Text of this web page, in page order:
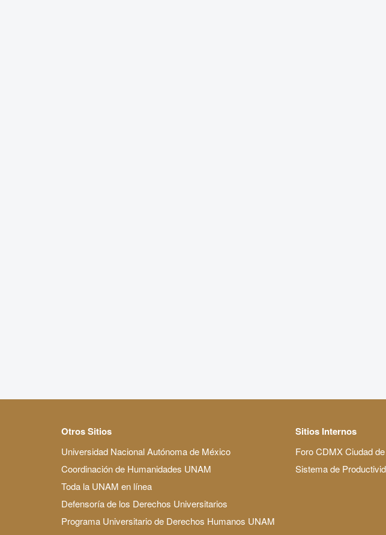
Otros Sitios
Universidad Nacional Autónoma de México
Coordinación de Humanidades UNAM
Toda la UNAM en línea
Defensoría de los Derechos Universitarios
Programa Universitario de Derechos Humanos UNAM
Sitios Internos
Foro CDMX Ciudad
Sistema de